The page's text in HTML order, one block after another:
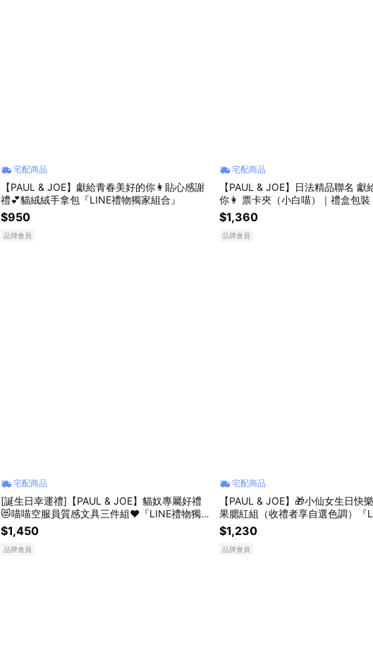
宅配商品
【PAUL & JOE】獻給青春美好的你👩貼心感謝
禮💕貓絨絨手拿包『LINE禮物獨家組合』
$950
品牌會員
宅配商品
【PAUL & JOE】日法精品聯名 獻
你👩 票卡夾（小白喵）｜禮盒包裝
獨家組合』
$1,360
品牌會員
宅配商品
[誕生日幸運禮]【PAUL & JOE】貓奴專屬好禮
😻喵喵空服員質感文具三件組❤️『LINE禮物獨家
組合』
$1,450
品牌會員
宅配商品
【PAUL & JOE】🎁小仙女生日快
果腮紅組（收禮者享自選色調）『
組合』
$1,230
品牌會員